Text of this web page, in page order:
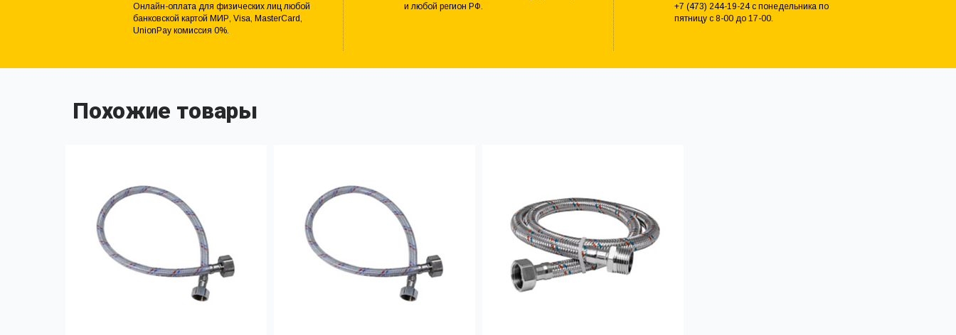
Онлайн-оплата для физических лиц любой
банковской картой МИР, Visa, MasterCard,
UnionPay комиссия 0%.
и любой регион РФ.
+7 (473) 244-19-24 с понедельника по
пятницу с 8-00 до 17-00.
Похожие товары